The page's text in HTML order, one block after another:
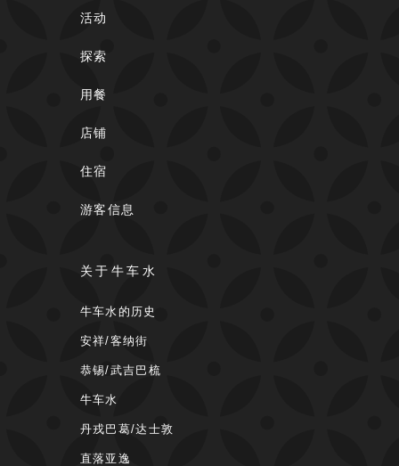
活动
探索
用餐
店铺
住宿
游客信息
关于牛车水
牛车水的历史
安祥/客纳街
恭锡/武吉巴梳
牛车水
丹戎巴葛/达士敦
直落亚逸